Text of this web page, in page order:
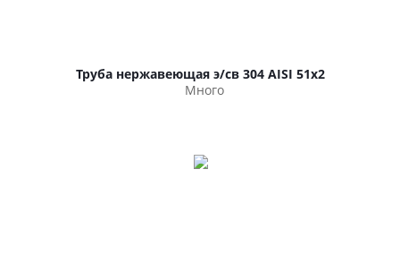
Труба нержавеющая э/св 304 AISI 51х2
Много